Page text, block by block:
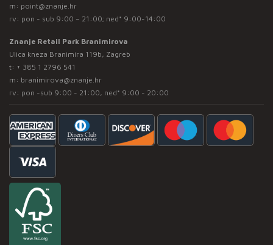
m: point@znanje.hr
rv: pon - sub 9:00 – 21:00; ned* 9:00-14:00
Znanje Retail Park Branimirova
Ulica kneza Branimira 119b, Zagreb
t: + 385 1 2796 541
m: branimirova@znanje.hr
rv: pon -sub 9:00 - 21:00, ned* 9:00 - 20:00